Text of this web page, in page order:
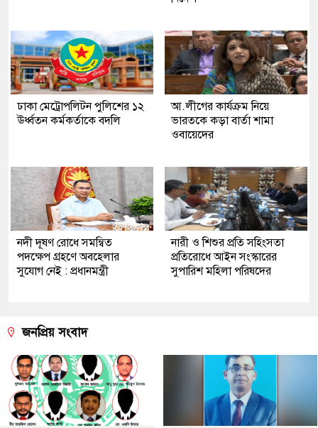
ঢাকা মেট্রোপলিটন পুলিশের ১২
ঊর্ধ্বতন কর্মকর্তাকে বদলি
আ.লীগের কার্যক্রম নিয়ে
ভারতকে কড়া বার্তা শামা
ওবায়েদের
নদী দূষণ রোধে সমন্বিত
পদক্ষেপ গ্রহণে অবহেলার
সুযোগ নেই : প্রধানমন্ত্রী
নারী ও শিশুর প্রতি সহিংসতা
প্রতিরোধে আইন সংস্কারের
সুপারিশ মহিলা পরিষদের
জনপ্রিয় সংবাদ